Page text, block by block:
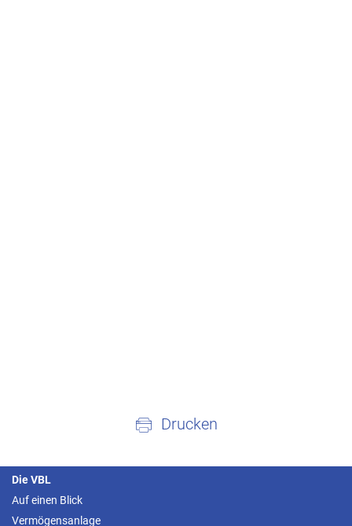
Drucken
Die VBL
Auf einen Blick
Vermögensanlage